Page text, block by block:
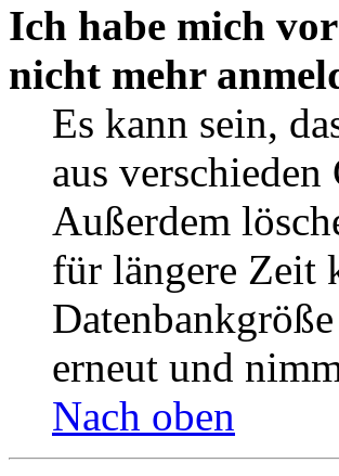
Ich habe mich
nicht mehr
Es kann sein,
aus
Außerdem
für längere Zeit
erneut und
Nach oben